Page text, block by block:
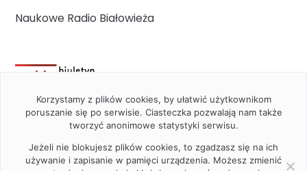
Naukowe Radio Białowieża
Korzystamy z plików cookies, by ułatwić użytkownikom
poruszanie się po serwisie. Ciasteczka pozwalają nam także
tworzyć anonimowe statystyki serwisu.
Jeżeli nie blokujesz plików cookies, to zgadzasz się na ich
używanie i zapisanie w pamięci urządzenia. Możesz zmienić